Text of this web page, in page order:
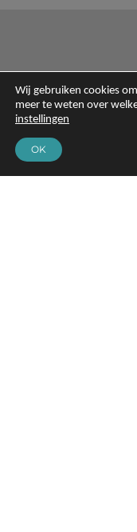
Wij gebruiken cookies
meer te weten over
instellingen
OK